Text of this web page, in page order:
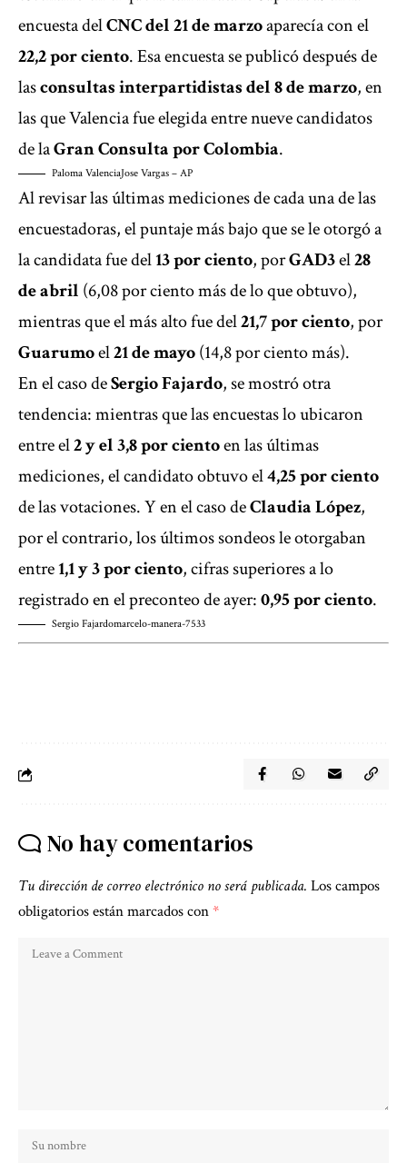
encuesta delCNC del 21 de marzoaparecía con el
22,2 por ciento. Esa encuesta se publicó después de
lasconsultas interpartidistas del 8 de marzo, en
las que Valencia fue elegida entre nueve candidatos
de laGran Consulta por Colombia.
Paloma ValenciaJose Vargas – AP
Al revisar las últimas mediciones de cada una de las
encuestadoras, el puntaje más bajo que se le otorgó a
la candidata fue del13 por ciento, porGAD3el28
de abril (6,08 por ciento más de lo que obtuvo),
mientras que el más alto fue del21,7 por ciento, por
Guarumoel21 de mayo(14,8 por ciento más).
En el caso deSergio Fajardo, se mostró otra
tendencia: mientras que las encuestas lo ubicaron
entre el2 y el 3,8 por cientoen las últimas
mediciones, el candidato obtuvo el4,25 por ciento
de las votaciones. Y en el caso deClaudia López,
por el contrario, los últimos sondeos le otorgaban
entre1,1 y 3 por ciento, cifras superiores a lo
registrado en el preconteo de ayer:0,95 por ciento.
Sergio Fajardomarcelo-manera-7533
No hay comentarios
Tu dirección de correo electrónico no será publicada. Los campos
obligatorios están marcados con*